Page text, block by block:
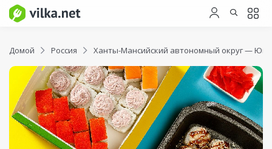
Домой Россия Ханты-Мансийский автономный округ —